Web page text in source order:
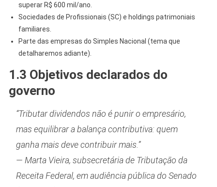
superar R$ 600 mil/ano.
Sociedades de Profissionais (SC) e holdings patrimoniais
familiares.
Parte das empresas do Simples Nacional (tema que
detalharemos adiante).
1.3 Objetivos declarados do
governo
“Tributar dividendos não é punir o empresário,
mas equilibrar a balança contributiva: quem
ganha mais deve contribuir mais.”
— Marta Vieira, subsecretária de Tributação da
Receita Federal, em audiência pública do Senado